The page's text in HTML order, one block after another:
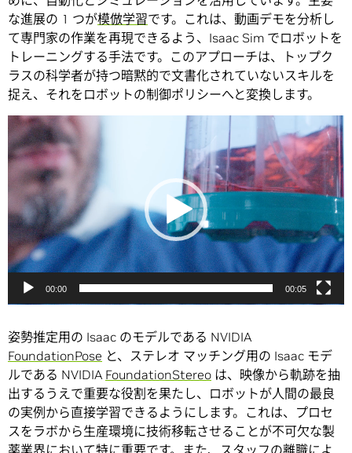
な進展の 1 つが模倣学習です。これは、動画デモを分析し
て専門家の作業を再現できるよう、Isaac Sim でロボットを
トレーニングする手法です。このアプローチは、トップク
ラスの科学者が持つ暗黙的で文書化されていないスキルを
捉え、それをロボットの制御ポリシーへと変換します。
動
画
プ
レ
ヤ
ー
00:00 00:05
姿勢推定用の Isaac のモデルである NVIDIA
FoundationPose と、ステレオ マッチング用の Isaac モデ
ルである NVIDIA FoundationStereo は、映像から軌跡を抽
出するうえで重要な役割を果たし、ロボットが人間の最良
の実例から直接学習できるようにします。これは、プロセ
スをラボから生産環境に技術移転させることが不可欠な製